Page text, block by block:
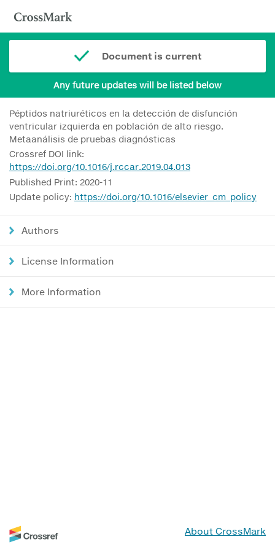
Document is current
Any future updates will be listed below
Péptidos natriuréticos en la detección de disfunción
ventricular izquierda en población de alto riesgo.
Metaanálisis de pruebas diagnósticas
Crossref DOI link:
https://doi.org/10.1016/j.rccar.2019.04.013
Published Print: 2020-11
Update policy: https://doi.org/10.1016/elsevier_cm_policy
Authors
License Information
More Information
About CrossMark